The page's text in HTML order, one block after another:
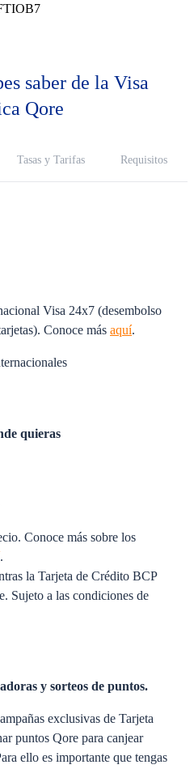
saber de la Visa
Qore
Tasas y Tarifas Requisitos
Visa 24x7 (desembolso
Conoce más aquí.
quieras​
Conoce más sobre los
.
la Tarjeta de Crédito BCP
Sujeto a las condiciones de
y sorteos de puntos.​
exclusivas de Tarjeta
puntos Qore para canjear
ello es importante que tengas